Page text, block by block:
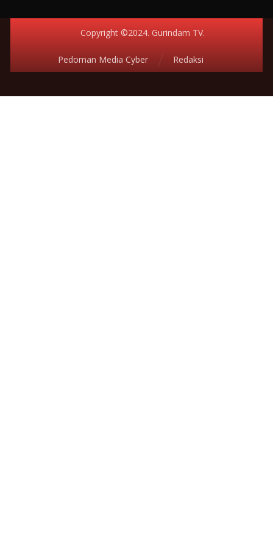
Copyright ©2024. Gurindam TV.
Redaksi
Pedoman Media Cyber